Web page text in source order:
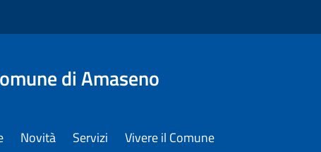
di Amaseno
Novità Servizi Vivere il Comune